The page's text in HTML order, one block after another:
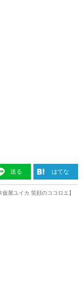
送る はてな
屋ユイカ 笑顔のココロエ】